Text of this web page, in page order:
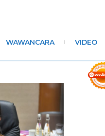
WAWANCARA VIDEO